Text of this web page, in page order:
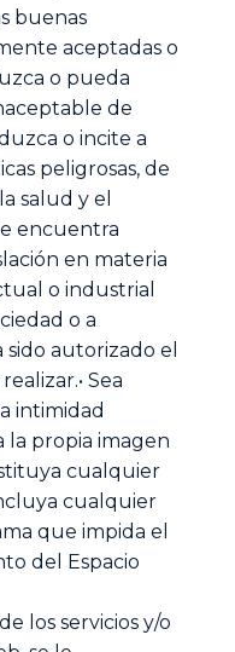
buenas
aceptadas o
o pueda
de
o incite a
peligrosas, de
salud y el
encuentra
en materia
o industrial
o a
autorizado el
Sea
intimidad
la propia imagen
cualquier
cualquier
que impida el
del Espacio
los servicios y/o